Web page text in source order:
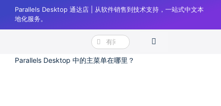
内
Parallels Desktop 通达店 | 从软件销售到技术支持，一站式中文本
地化服务。
搜
索：
Toggle
如何使用
Parallels Desktop 中的主菜单在哪里？